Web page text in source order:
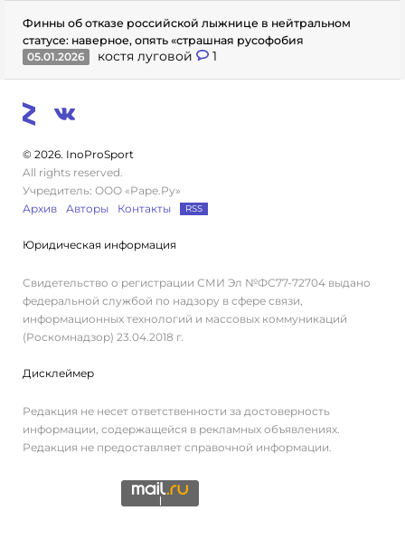
Финны об отказе российской лыжнице в нейтральном
статусе: наверное, опять «страшная русофобия
05.01.2026
костя луговой 1
© 2026. InoProSport
All rights reserved.
Учредитель: ООО «Раре.Ру»
Архив
Авторы Контакты RSS
Юридическая информация
Свидетельство о регистрации СМИ Эл №ФС77-72704 выдано
федеральной службой по надзору в сфере связи,
информационных технологий и массовых коммуникаций
(Роскомнадзор) 23.04.2018 г.
Дисклеймер
Редакция не несет ответственности за достоверность
информации, содержащейся в рекламных объявлениях.
Редакция не предоставляет справочной информации.